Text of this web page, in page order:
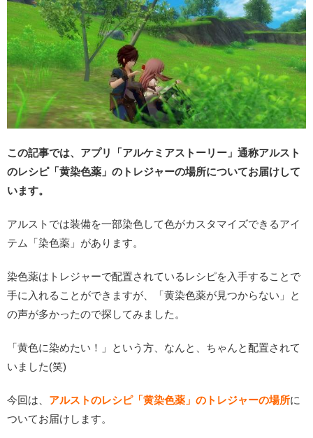
この記事では、アプリ「アルケミアストーリー」通称アルスト
のレシピ「黄染色薬」のトレジャーの場所についてお届けして
います。
アルストでは装備を一部染色して色がカスタマイズできるアイ
テム「染色薬」があります。
染色薬はトレジャーで配置されているレシピを入手することで
手に入れることができますが、「黄染色薬が見つからない」と
の声が多かったので探してみました。
「黄色に染めたい！」という方、なんと、ちゃんと配置されて
いました(笑)
今回は、 アルストのレシピ「黄染色薬」のトレジャーの場所に
ついてお届けします。